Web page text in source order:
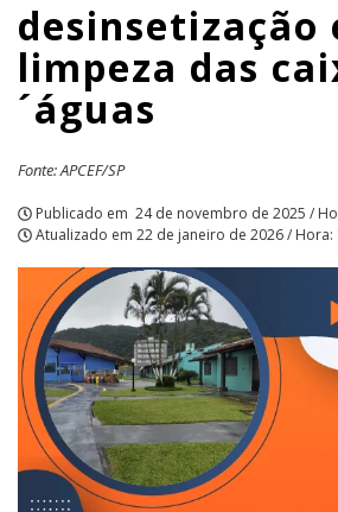
desinsetização
limpeza das
´águas
Fonte: APCEF/SP
Publicado em 24 de novembro de 2025 /
Atualizado em 22 de janeiro de 2026 / Hora: